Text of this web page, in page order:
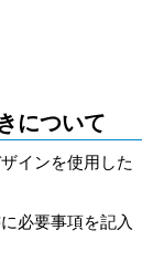
について
インを使用した
必要事項を記入